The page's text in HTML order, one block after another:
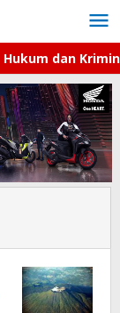
Hukum dan